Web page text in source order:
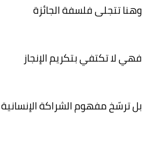
وهنا تتجلى فلسفة الجائزة
فهي لا تكتفي بتكريم الإنجاز
بل ترسّخ مفهوم الشراكة